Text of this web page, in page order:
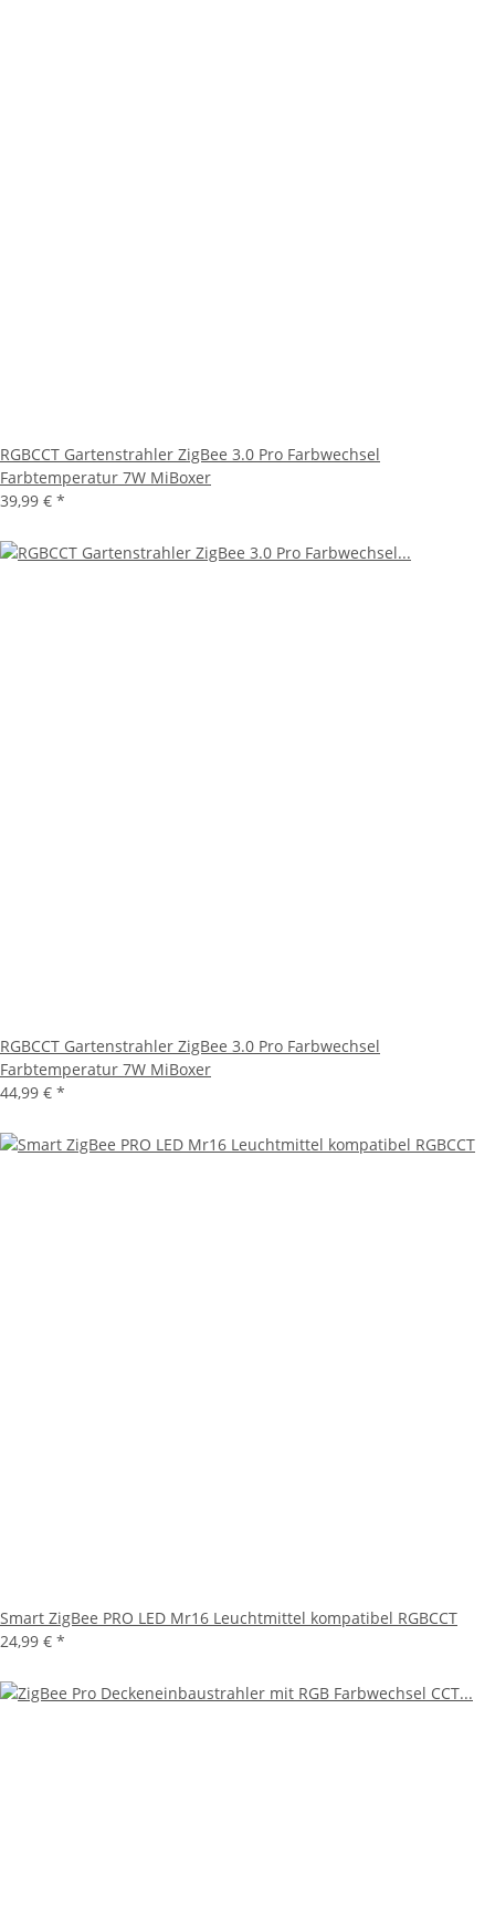
RGBCCT Gartenstrahler ZigBee 3.0 Pro Farbwechsel
Farbtemperatur 7W MiBoxer
39,99 € *
RGBCCT Gartenstrahler ZigBee 3.0 Pro Farbwechsel
Farbtemperatur 7W MiBoxer
44,99 € *
Smart ZigBee PRO LED Mr16 Leuchtmittel kompatibel RGBCCT
24,99 € *